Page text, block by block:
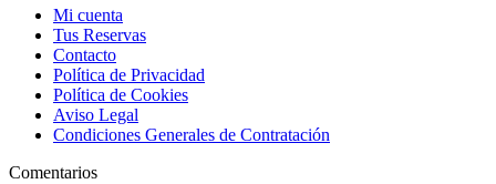
Mi cuenta
Tus Reservas
Contacto
Política de Privacidad
Política de Cookies
Aviso Legal
Condiciones Generales de Contratación
Comentarios